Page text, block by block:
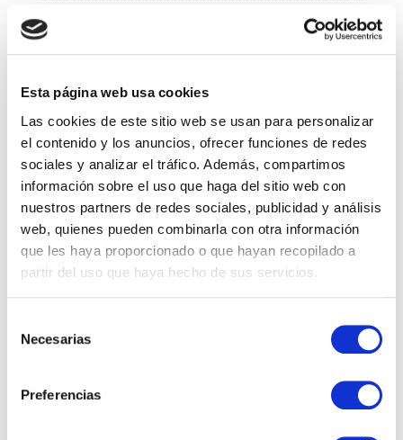
Esta página web usa cookies
Las cookies de este sitio web se usan para personalizar
el contenido y los anuncios, ofrecer funciones de redes
sociales y analizar el tráfico. Además, compartimos
información sobre el uso que haga del sitio web con
nuestros partners de redes sociales, publicidad y análisis
web, quienes pueden combinarla con otra información
que les haya proporcionado o que hayan recopilado a
partir del uso que haya hecho de sus servicios.
Necesarias
Preferencias
k
Administración y Finanzas
Calidad
Compras
IT
Logí­stica
Managed Services
Marketing
RRHH